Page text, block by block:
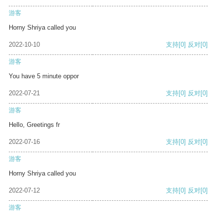
游客
Horny Shriya called you
2022-10-10 支持[0] 反对[0]
游客
You have 5 minute oppor
2022-07-21 支持[0] 反对[0]
游客
Hello, Greetings fr
2022-07-16 支持[0] 反对[0]
游客
Horny Shriya called you
2022-07-12 支持[0] 反对[0]
游客